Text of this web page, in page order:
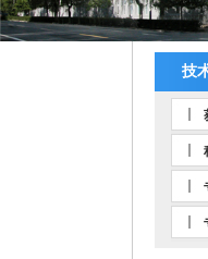
技